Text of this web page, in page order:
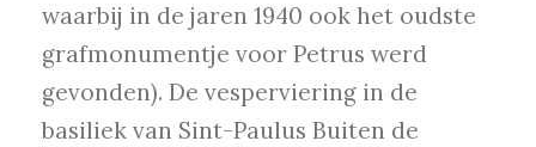
waarbij in de jaren 1940 ook het oudste
grafmonumentje voor Petrus werd
gevonden). De vesperviering in de
basiliek van Sint-Paulus Buiten de